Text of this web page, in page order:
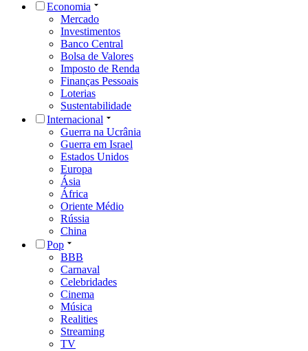
Economia
Mercado
Investimentos
Banco Central
Bolsa de Valores
Imposto de Renda
Finanças Pessoais
Loterias
Sustentabilidade
Internacional
Guerra na Ucrânia
Guerra em Israel
Estados Unidos
Europa
Ásia
África
Oriente Médio
Rússia
China
Pop
BBB
Carnaval
Celebridades
Cinema
Música
Realities
Streaming
TV